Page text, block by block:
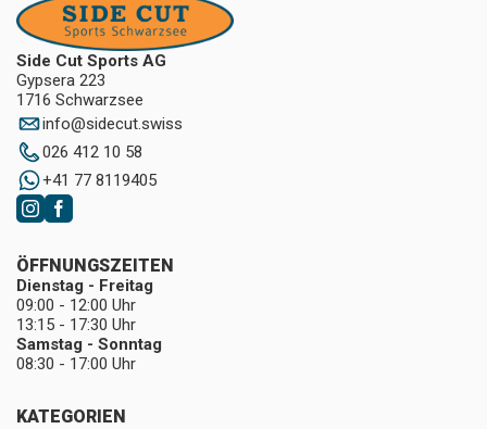
Side Cut Sports AG
Gypsera 223
1716 Schwarzsee
info@sidecut.swiss
026 412 10 58
+41 77 8119405
KATEGORIEN
ÖFFNUNGSZEITEN
Dienstag - Freitag
09:00 - 12:00 Uhr
13:15 - 17:30 Uhr
Samstag - Sonntag
08:30 - 17:00 Uhr